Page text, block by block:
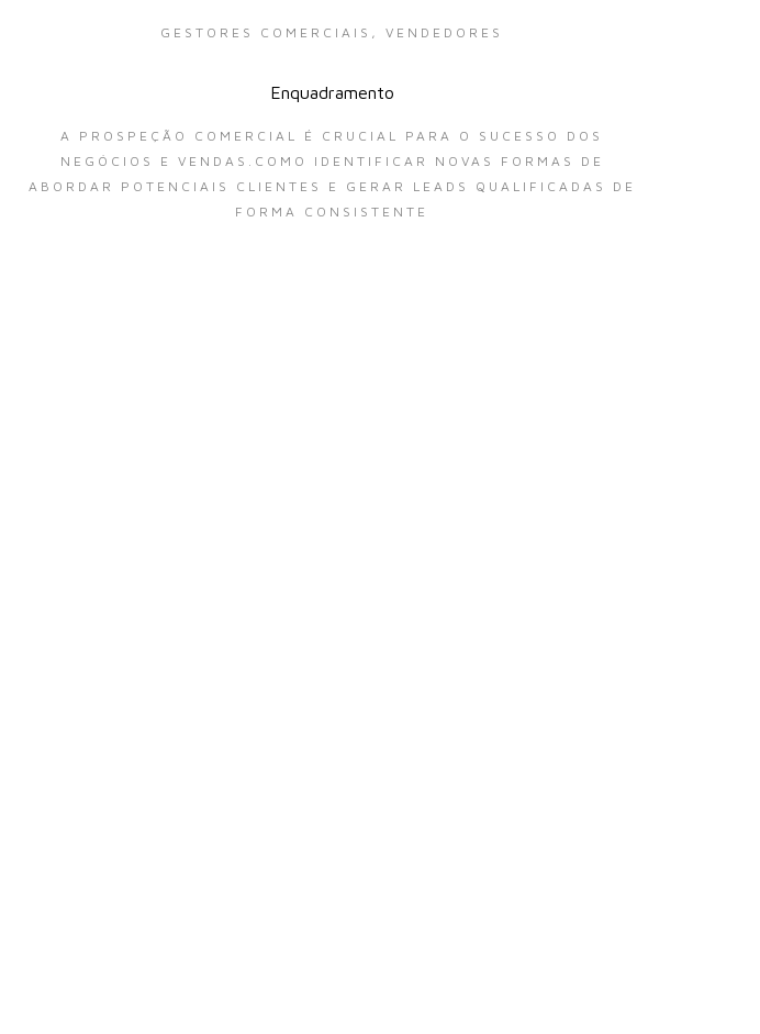
GESTORES COMERCIAIS, VENDEDORES
Enquadramento
A PROSPEÇÃO COMERCIAL É CRUCIAL PARA O SUCESSO DOS
NEGÓCIOS E VENDAS.COMO IDENTIFICAR NOVAS FORMAS DE
ABORDAR POTENCIAIS CLIENTES E GERAR LEADS QUALIFICADAS DE
FORMA CONSISTENTE